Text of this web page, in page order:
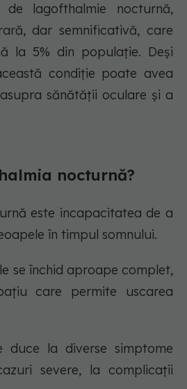
de lagofthalmie nocturnă,
dar semnificativă, care
la 5% din populație. Deși
condiție poate avea
sănătății oculare și a
nocturnă?
este incapacitatea de a
în timpul somnului.
se închid aproape complet,
care permite uscarea
duce la diverse simptome
severe, la complicații